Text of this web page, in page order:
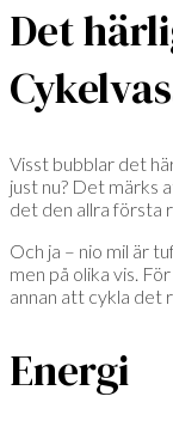
Det
Visst bubblar det
just nu? Det märks
det den allra första
Och ja – nio mil är
men på olika vis.
annan att cykla det
Energi